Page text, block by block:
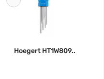
Hoegert HT1W809..